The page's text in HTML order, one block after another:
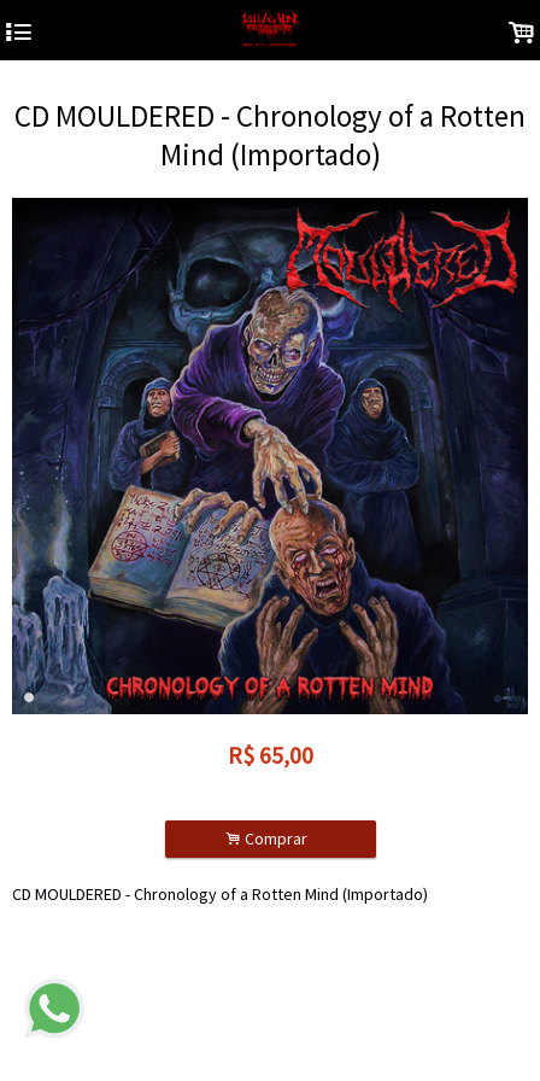
4 .
CD MOULDERED - Chronology of a Rotten
Mind (Importado)
R$ 65,00
. Comprar
CD MOULDERED - Chronology of a Rotten Mind (Importado)